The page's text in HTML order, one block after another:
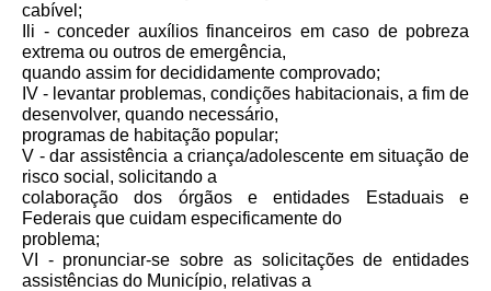
cabível;
Ili - conceder auxílios financeiros em caso de pobreza
extrema ou outros de emergência,
quando assim for decididamente comprovado;
IV - levantar problemas, condições habitacionais, a fim de
desenvolver, quando necessário,
programas de habitação popular;
V - dar assistência a criança/adolescente em situação de
risco social, solicitando a
colaboração dos órgãos e entidades Estaduais e
Federais que cuidam especificamente do
problema;
VI - pronunciar-se sobre as solicitações de entidades
assistências do Município, relativas a